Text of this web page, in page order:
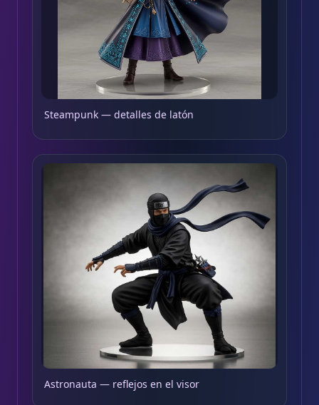
Steampunk — detalles de latón
Astronauta — reflejos en el visor